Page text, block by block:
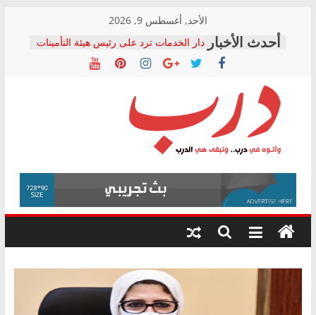
content
الأحد, أغسطس 9, 2026
دار الخدمات ترد على رئيس هيئة التأمينات
بعد مؤتمره الصحفي: إنكار الأزمة لا ينهي
معاناة أصحاب المعاشات.. ونطالب بكشف
فرحات سليمان يكتب: القطاع الصحي إلى
أين؟
حزب التحالف الشعبي يطلق لجنة “الحق
في الصحة” بالإسكندرية لرصد الانتهاكات
ودعم المرضى
الوزاري لمدينة الصحفيين.. وانتهاء أعمال
إنشاء المبنى الإداري
المجلس القومي لحقوق الإنسان يعلن
متابعة قضية الدكتور محمد زهران.. ويؤكد:
قرينة البراءة وضمانات المحاكمة العادلة
درب
وأتوه
درب..
وتبقى
هي